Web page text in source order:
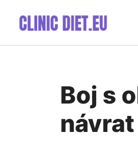
obsah
Boj s